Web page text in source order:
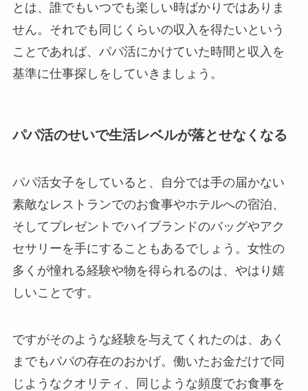
とは、誰でもいつでも楽しい時ばかりではありま
せん。それでも同じくらいの収入を得たいという
ことであれば、パパ活にかけていた時間と収入を
基準に仕事探しをしていきましょう。
パパ活のせいで生活レベルが落とせなくなる
パパ活女子をしていると、自分では手の届かない
素敵なレストランでのお食事やホテルへの宿泊、
そしてプレゼントでハイブランドのバッグやアク
セサリーを手にすることもあるでしょう。女性の
多くが憧れる経験や物を得られるのは、やはり嬉
しいことです。
ですがそのような経験を与えてくれたのは、あく
までもパパの存在のおかげ。働いたお金だけで同
じようなクオリティ、同じような頻度でお食事を